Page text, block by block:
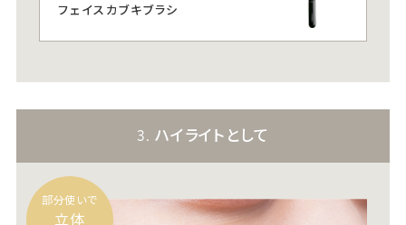
フェイスカブキブラシ
3. ハイライトとして
部分使いで
立体